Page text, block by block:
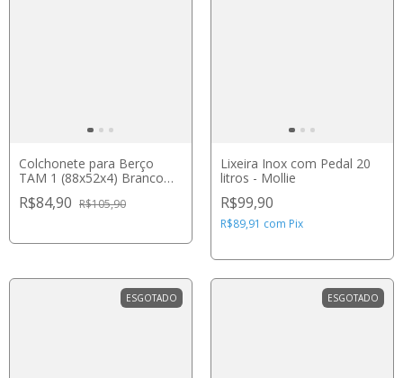
Colchonete para Berço
TAM 1 (88x52x4) Branco
R$84,90 R$105,90
Lixeira Inox com Pedal 20
litros - Mollie
R$99,90
R$89,91 com Pix
ESGOTADO ESGOTADO